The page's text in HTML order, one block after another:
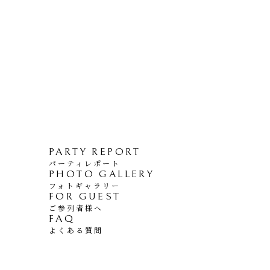
PARTY REPORT
パーティレポート
PHOTO GALLERY
フォトギャラリー
FOR GUEST
ご参列者様へ
FAQ
よくある質問